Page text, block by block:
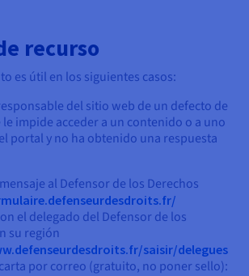
recurso
es útil en los siguientes casos:
del sitio web de un defecto de
impide acceder a un contenido o a uno
portal y no ha obtenido una respuesta
al Defensor de los Derechos
el delegado del Defensor de los
su región
saisir/delegues
por correo (gratuito, no poner sello):